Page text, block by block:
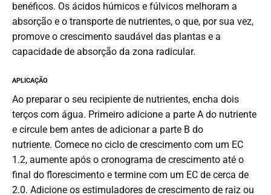
benéficos. Os ácidos húmicos e fúlvicos melhoram a
absorção e o transporte de nutrientes, o que, por sua vez,
promove o crescimento saudável das plantas e a
capacidade de absorção da zona radicular.
APLICAÇÃO
Ao preparar o seu recipiente de nutrientes, encha dois
terços com água. Primeiro adicione a parte A do nutriente
e circule bem antes de adicionar a parte B do
nutriente. Comece no ciclo de crescimento com um EC
1.2, aumente após o cronograma de crescimento até o
final do florescimento e termine com um EC de cerca de
2.0. Adicione os estimuladores de crescimento de raiz ou